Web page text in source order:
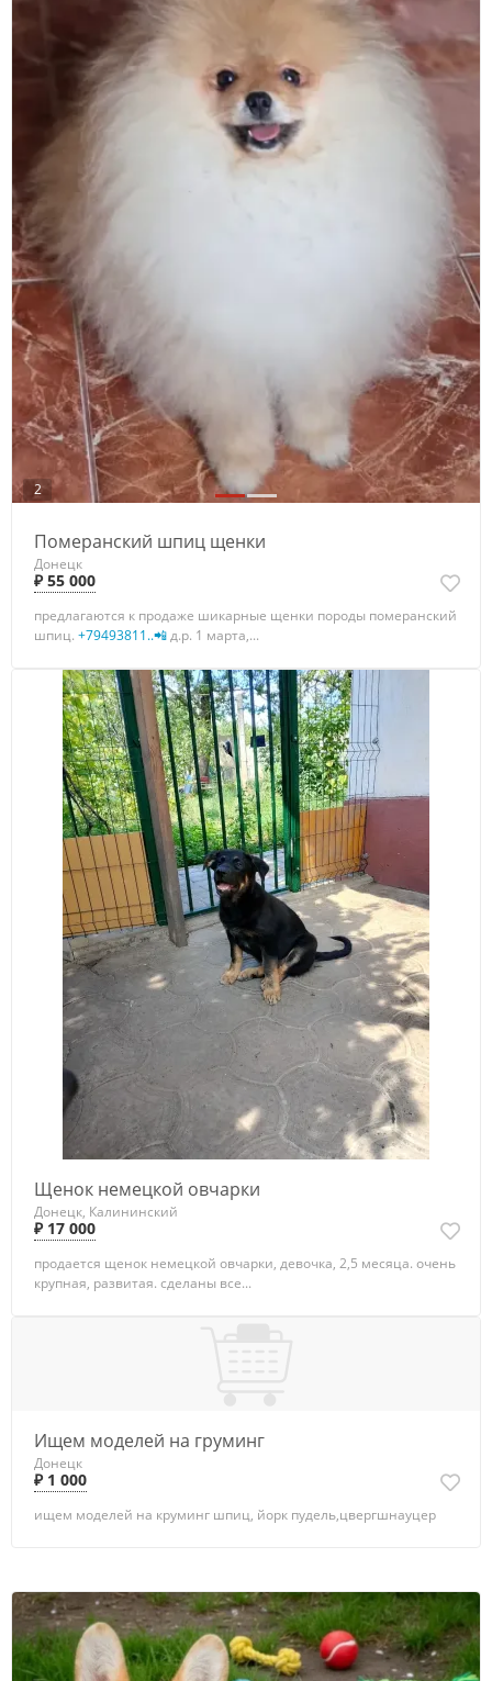
2
Померанский шпиц щенки
Донецк
₽ 55 000
предлагаются к продаже шикарные щенки породы померанский
шпиц. +79493811..📲д.р. 1 марта,...
Щенок немецкой овчарки
Донецк, Калининский
₽ 17 000
продается щенок немецкой овчарки, девочка, 2,5 месяца. очень
крупная, развитая. сделаны все...
Ищем моделей на груминг
Донецк
₽ 1 000
ищем моделей на круминг шпиц, йорк пудель,цвергшнауцер